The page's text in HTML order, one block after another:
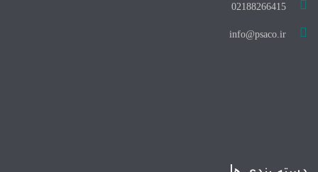
02188266415
info@psaco.ir